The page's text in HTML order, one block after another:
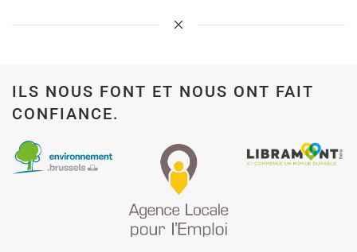
ILS NOUS FONT ET NOUS ONT FAIT
CONFIANCE.